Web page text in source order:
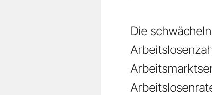
Die